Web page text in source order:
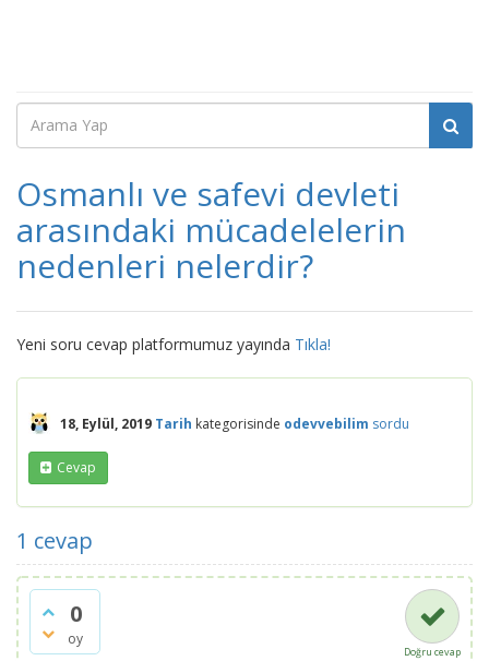
Osmanlı ve safevi devleti
arasındaki mücadelelerin
nedenleri nelerdir?
Yeni soru cevap platformumuz yayında Tıkla!
18, Eylül, 2019 Tarih kategorisinde odevvebilim sordu
Cevap
1 cevap
0
oy
Doğru cevap